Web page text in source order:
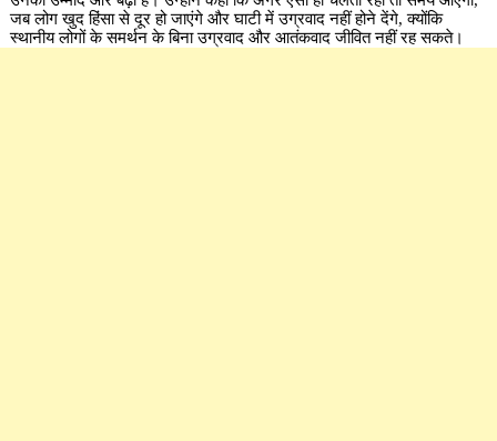
जब लोग खुद हिंसा से दूर हो जाएंगे और घाटी में उग्रवाद नहीं होने देंगे, क्योंकि
स्थानीय लोगों के समर्थन के बिना उग्रवाद और आतंकवाद जीवित नहीं रह सकते।